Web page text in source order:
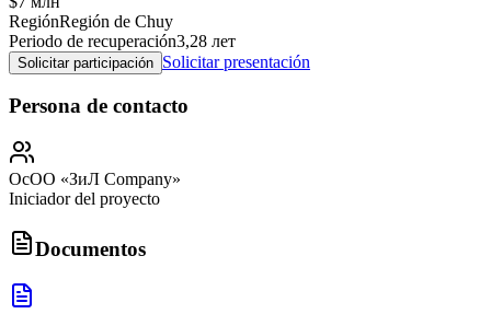
RegiónRegión de Chuy
Periodo de recuperación3,28 лет
Solicitar participación Solicitar presentación
Persona de contacto
ОсОО «ЗиЛ Company»
Iniciador del proyecto
Documentos